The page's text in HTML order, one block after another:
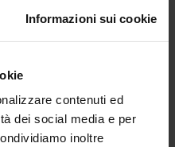
Informazioni sui cookie
contenuti ed
dei social media e per
inoltre